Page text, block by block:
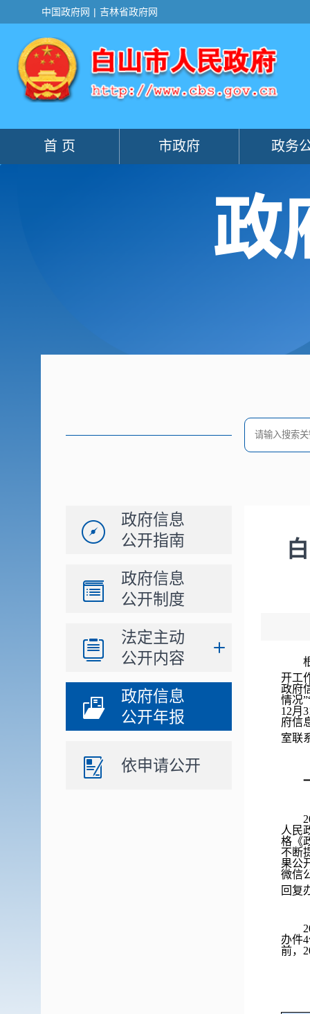
政府信息
公开指南
政府信息
公开制度
法定主动
公开内容
政府信息
公开年报
依申请公开
开工
政府
情况
12月
府信
室联
人民
格《
不断
果公
微信
回复
办件
前，